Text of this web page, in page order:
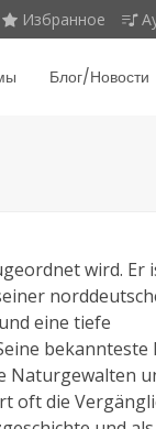
Избранное
Блог/Новости
wird. Er
eine tiefe
bekannteste
Naturgewalten
oft die